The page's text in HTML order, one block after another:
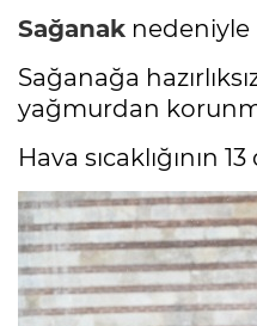
Sağanak nedeniyle
Sağanağa
yağmurdan
Hava sıcaklığının